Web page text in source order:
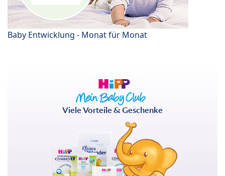
Baby Entwicklung - Monat für Monat
Viele Vorteile & Geschenke